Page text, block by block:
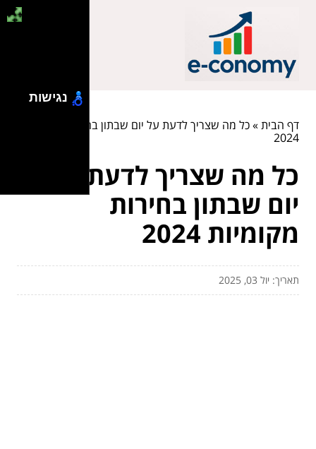
דף הבית»כל מה שצריך לדעת על יום שבתון בחירות מקומיות
2024
כל מה שצריך לדעת על
יום שבתון בחירות
מקומיות 2024
תאריך: יול 03, 2025
נגישות